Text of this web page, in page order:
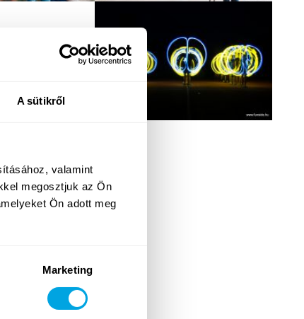
A sütikről
valamint
megosztjuk az Ön
Ön adott meg
Marketing